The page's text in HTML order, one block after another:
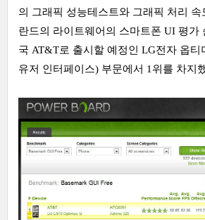
의 그래픽 성능테스트와 그래픽 처리 속
란드의 라이트웨어의 스마트폰 UI 평가
국 AT&T로 출시할 예정인 LG전자 옵티
유저 인터페이스) 부문에서 1위를 차지